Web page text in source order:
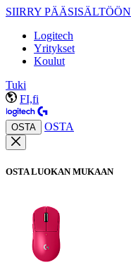
SIIRRY PÄÄSISÄLTÖÖN
Logitech
Yritykset
Koulut
Tuki
FI,fi
OSTA OSTA
OSTA LUOKAN MUKAAN